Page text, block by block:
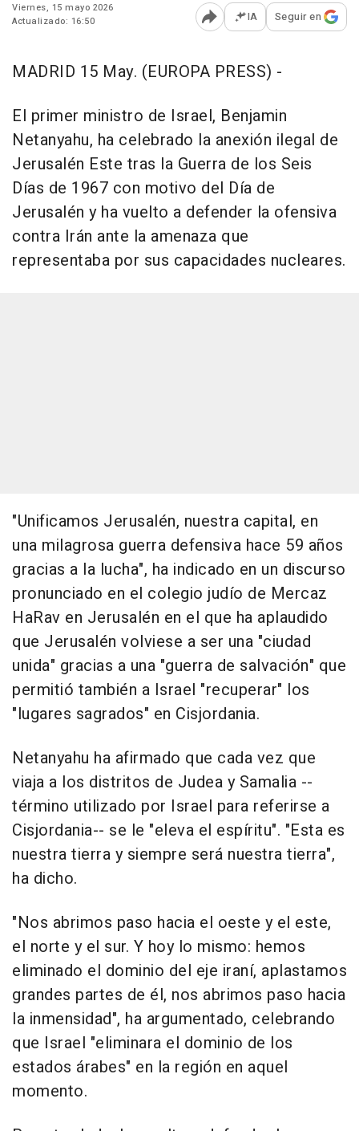
Viernes, 15 mayo 2026
Actualizado: 16:50
Abrir opciones para
IA Seguir en
MADRID 15 May. (EUROPA PRESS) -
El primer ministro de Israel, Benjamin
Netanyahu, ha celebrado la anexión ilegal de
Jerusalén Este tras la Guerra de los Seis
Días de 1967 con motivo del Día de
Jerusalén y ha vuelto a defender la ofensiva
contra Irán ante la amenaza que
representaba por sus capacidades nucleares.
"Unificamos Jerusalén, nuestra capital, en
una milagrosa guerra defensiva hace 59 años
gracias a la lucha", ha indicado en un discurso
pronunciado en el colegio judío de Mercaz
HaRav en Jerusalén en el que ha aplaudido
que Jerusalén volviese a ser una "ciudad
unida" gracias a una "guerra de salvación" que
permitió también a Israel "recuperar" los
"lugares sagrados" en Cisjordania.
Netanyahu ha afirmado que cada vez que
viaja a los distritos de Judea y Samalia --
término utilizado por Israel para referirse a
Cisjordania-- se le "eleva el espíritu". "Esta es
nuestra tierra y siempre será nuestra tierra",
ha dicho.
"Nos abrimos paso hacia el oeste y el este,
el norte y el sur. Y hoy lo mismo: hemos
eliminado el dominio del eje iraní, aplastamos
grandes partes de él, nos abrimos paso hacia
la inmensidad", ha argumentado, celebrando
que Israel "eliminara el dominio de los
estados árabes" en la región en aquel
momento.